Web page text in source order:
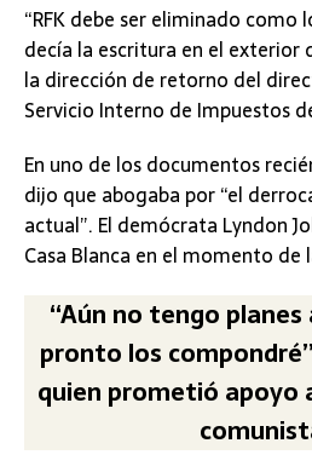
“RFK debe ser eliminado como
decía la escritura en el exterior
la dirección de retorno del
Servicio Interno de Impuestos
En uno de los documentos
dijo que abogaba por “el
actual”. El demócrata Lyndon
Casa Blanca en el momento de
“Aún no tengo
pronto los
quien prometió apoyo